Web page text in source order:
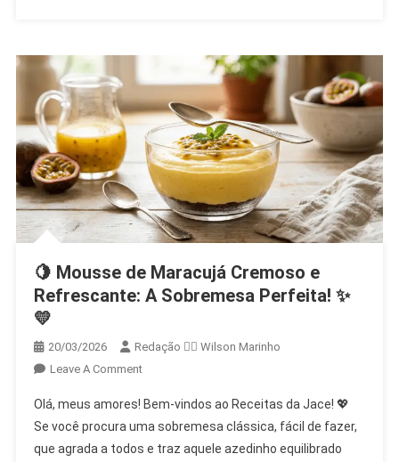
🍋 Mousse de Maracujá Cremoso e
Refrescante: A Sobremesa Perfeita! ✨
💛
20/03/2026
Redação 👨‍⚖️​ Wilson Marinho
Leave A CommentOn
Mousse
De
Maracujá
Olá, meus amores! Bem-vindos ao Receitas da Jace! 💖
Se você procura uma sobremesa clássica, fácil de fazer,
que agrada a todos e traz aquele azedinho equilibrado